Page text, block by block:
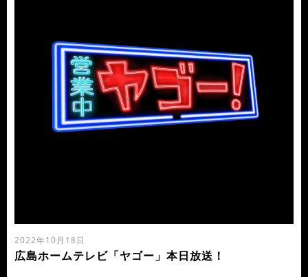
2022年10月18日
広島ホームテレビ「ヤゴー」本日放送！